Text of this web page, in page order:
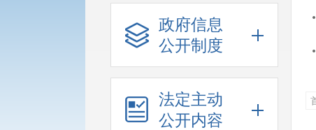
政府信息
公开制度
法定主动
公开内容